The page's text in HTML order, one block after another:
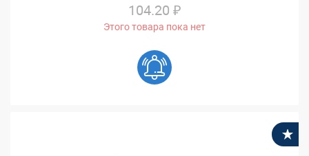
104.20 ₽
Этого товара пока нет